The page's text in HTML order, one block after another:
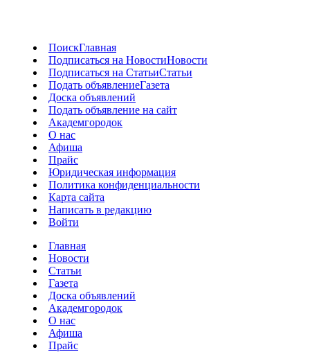
ПоискГлавная
Подписаться на НовостиНовости
Подписаться на СтатьиСтатьи
Подать объявлениеГазета
Доска объявлений
Подать объявление на сайт
Академгородок
О нас
Афиша
Прайс
Юридическая информация
Политика конфиденциальности
Карта сайта
Написать в редакцию
Войти
Главная
Новости
Статьи
Газета
Доска объявлений
Академгородок
О нас
Афиша
Прайс